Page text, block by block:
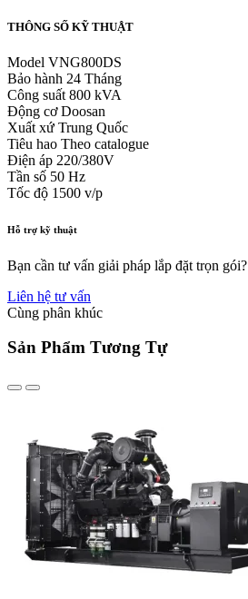
THÔNG SỐ KỸ THUẬT
Model VNG800DS
Bảo hành 24 Tháng
Công suất 800 kVA
Động cơ Doosan
Xuất xứ Trung Quốc
Tiêu hao Theo catalogue
Điện áp 220/380V
Tần số 50 Hz
Tốc độ 1500 v/p
Hỗ trợ kỹ thuật
Bạn cần tư vấn giải pháp lắp đặt trọn gói?
Liên hệ tư vấn
Cùng phân khúc
Sản Phẩm Tương Tự